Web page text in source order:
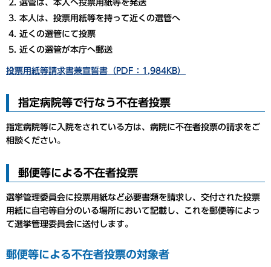
選管は、本人へ投票用紙等を発送
本人は、投票用紙等を持って近くの選管へ
近くの選管にて投票
近くの選管が本庁へ郵送
投票用紙等請求書兼宣誓書（PDF：1,984KB）
指定病院等で行なう不在者投票
指定病院等に入院をされている方は、病院に不在者投票の請求をご
相談ください。
郵便等による不在者投票
選挙管理委員会に投票用紙など必要書類を請求し、交付された投票
用紙に自宅等自分のいる場所において記載し、これを郵便等によっ
て選挙管理委員会に送付します。
郵便等による不在者投票の対象者